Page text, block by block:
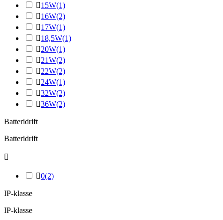
15W(1)
16W(2)
17W(1)
18,5W(1)
20W(1)
21W(2)
22W(2)
24W(1)
32W(2)
36W(2)
Batteridrift
Batteridrift

0(2)
IP-klasse
IP-klasse